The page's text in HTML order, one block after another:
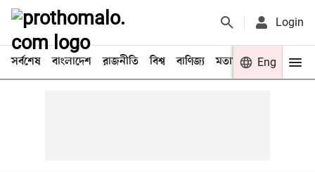
Login
সর্বশেষ বাংলাদেশ রাজনীতি বিশ্ব বাণিজ্য মতামত খেলা
Eng